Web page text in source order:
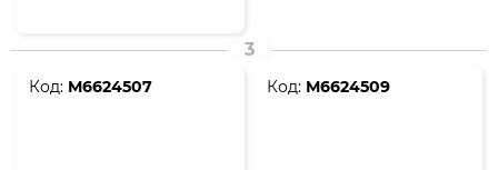
3
Код: М6624507 Код: М6624509